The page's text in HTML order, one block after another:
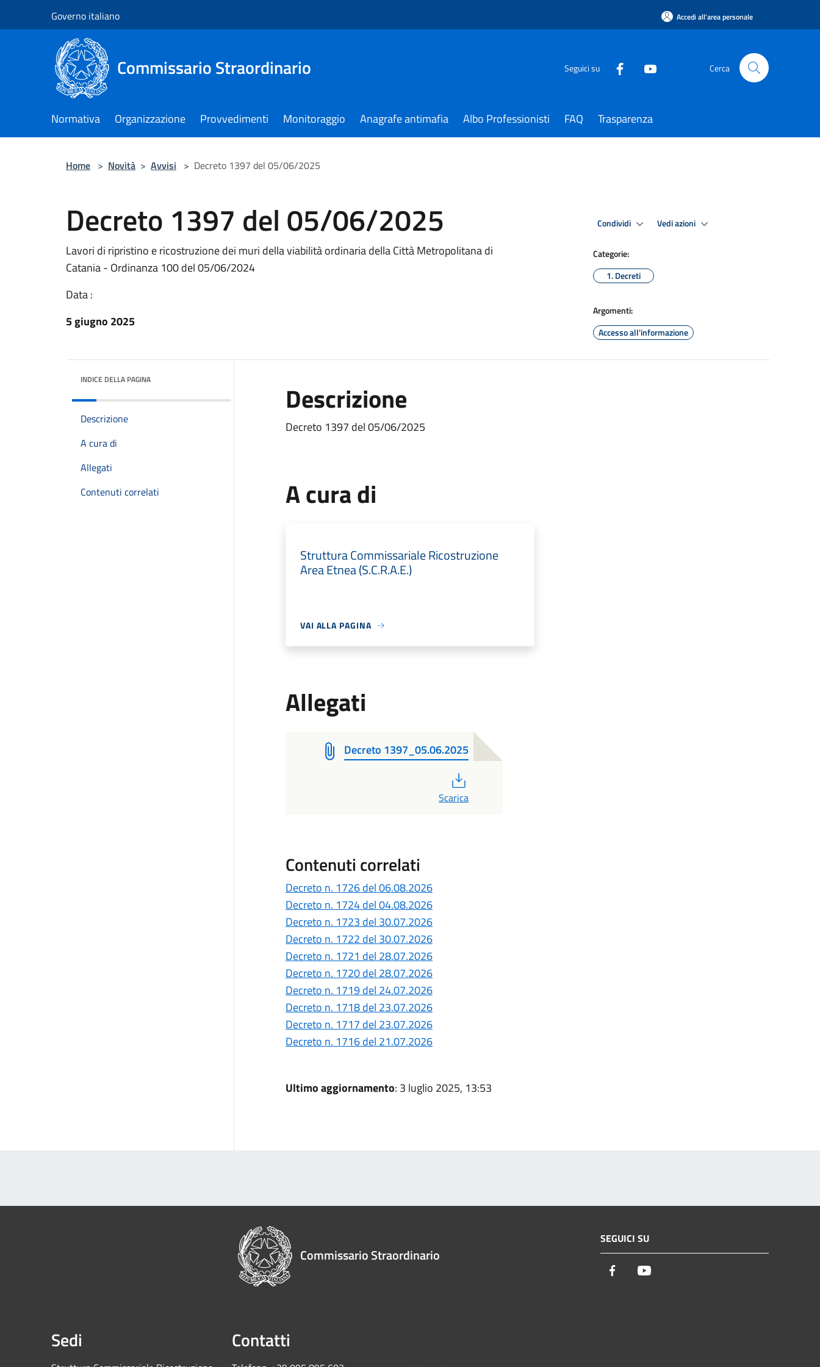
Governo italiano Accedi all'area personale
Commissario Straordinario Seguici su Cerca
Normativa Organizzazione Provvedimenti Monitoraggio Anagrafe antimafia Albo Professionisti FAQ Trasparenza
Home > Novità > Avvisi > Decreto 1397 del 05/06/2025
Decreto 1397 del 05/06/2025
Lavori di ripristino e ricostruzione dei muri della viabilità ordinaria della Città Metropolitana di
Catania - Ordinanza 100 del 05/06/2024
Data :
5 giugno 2025
Condividi Vedi azioni
Categorie:
1. Decreti
Argomenti:
Accesso all'informazione
INDICE DELLA PAGINA
Descrizione
A cura di
Allegati
Contenuti correlati
Descrizione
Decreto 1397 del 05/06/2025
A cura di
Struttura Commissariale Ricostruzione
Area Etnea (S.C.R.A.E.)
VAI ALLA PAGINA
Allegati
Decreto 1397_05.06.2025
Scarica
Contenuti correlati
Decreto n. 1726 del 06.08.2026
Decreto n. 1724 del 04.08.2026
Decreto n. 1723 del 30.07.2026
Decreto n. 1722 del 30.07.2026
Decreto n. 1721 del 28.07.2026
Decreto n. 1720 del 28.07.2026
Decreto n. 1719 del 24.07.2026
Decreto n. 1718 del 23.07.2026
Decreto n. 1717 del 23.07.2026
Decreto n. 1716 del 21.07.2026
Ultimo aggiornamento: 3 luglio 2025, 13:53
Commissario Straordinario
SEGUICI SU
Facebook
Sedi Contatti